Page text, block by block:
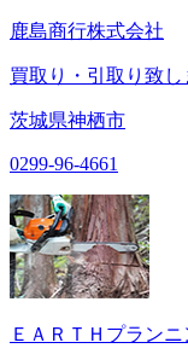
鹿島商行株式会社
買取り・引取り致し
茨城県神栖市
0299-96-4661
ＥＡＲＴＨプランニ